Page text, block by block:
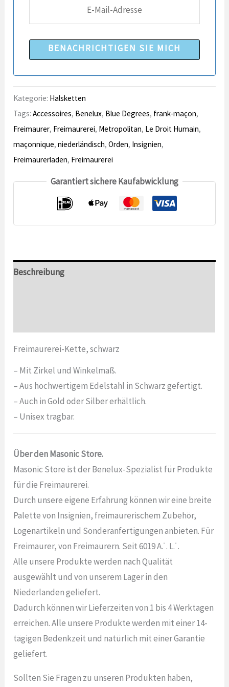
BENACHRICHTIGEN SIE MICH
Kategorie: Halsketten
Tags:Accessoires, Benelux, Blue Degrees, frank-maçon,
Freimaurer, Freimaurerei, Metropolitan, Le Droit Humain,
maçonnique,niederländisch,Orden, Insignien,
Freimaurerladen, Freimaurerei
Garantiert sichere Kaufabwicklung
Beschreibung
Freimaurerei-Kette, schwarz
– Mit Zirkel und Winkelmaß.
– Aus hochwertigem Edelstahl in Schwarz gefertigt.
– Auch in Gold oder Silber erhältlich.
– Unisex tragbar.
Über den Masonic Store.
Masonic Store ist der Benelux-Spezialist für Produkte
für die Freimaurerei.
Durch unsere eigene Erfahrung können wir eine breite
Palette von Insignien, freimaurerischem Zubehör,
Logenartikeln und Sonderanfertigungen anbieten. Für
Freimaurer, von Freimaurern. Seit 6019 A.˙. L.˙.
Alle unsere Produkte werden nach Qualität
ausgewählt und von unserem Lager in den
Niederlanden geliefert.
Dadurch können wir Lieferzeiten von 1 bis 4 Werktagen
erreichen. Alle unsere Produkte werden mit einer 14-
tägigen Bedenkzeit und natürlich mit einer Garantie
geliefert.
Sollten Sie Fragen zu unseren Produkten haben,